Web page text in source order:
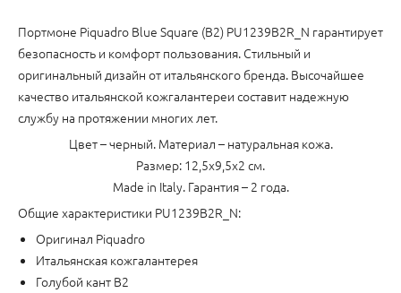
Портмоне Piquadro Blue Square (B2) PU1239B2R_N гарантирует
безопасность и комфорт пользования. Стильный и
оригинальный дизайн от итальянского бренда. Высочайшее
качество итальянской кожгалантереи составит надежную
службу на протяжении многих лет.
Цвет – черный. Материал – натуральная кожа.
Размер: 12,5x9,5x2 см.
Made in Italy. Гарантия – 2 года.
Общие характеристики PU1239B2R_N:
Оригинал Piquadro
Итальянская кожгалантерея
Голубой кант B2